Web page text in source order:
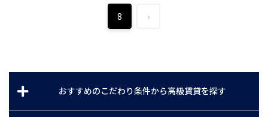
8 ›
おすすめのこだわり条件から高級賃貸を探す